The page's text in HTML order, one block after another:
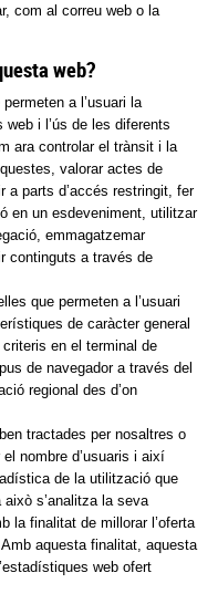
com al correu web o la
web?
a l’usuari la
i l’ús de les diferents
ara controlar el trànsit i la
valorar actes de
a parts d’accés restringit, fer
en un esdeveniment, utilitzar
emmagatzemar
continguts a través de
que permeten a l’usuari
de caràcter general
en el terminal de
de navegador a través del
regional des d’on
tractades per nosaltres o
nombre d’usuaris i així
de la utilització que
s’analitza la seva
la finalitat de millorar l’oferta
aquesta finalitat, aquesta
web ofert